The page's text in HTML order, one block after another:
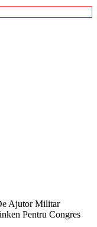
Ajutor Militar
Pentru Congres